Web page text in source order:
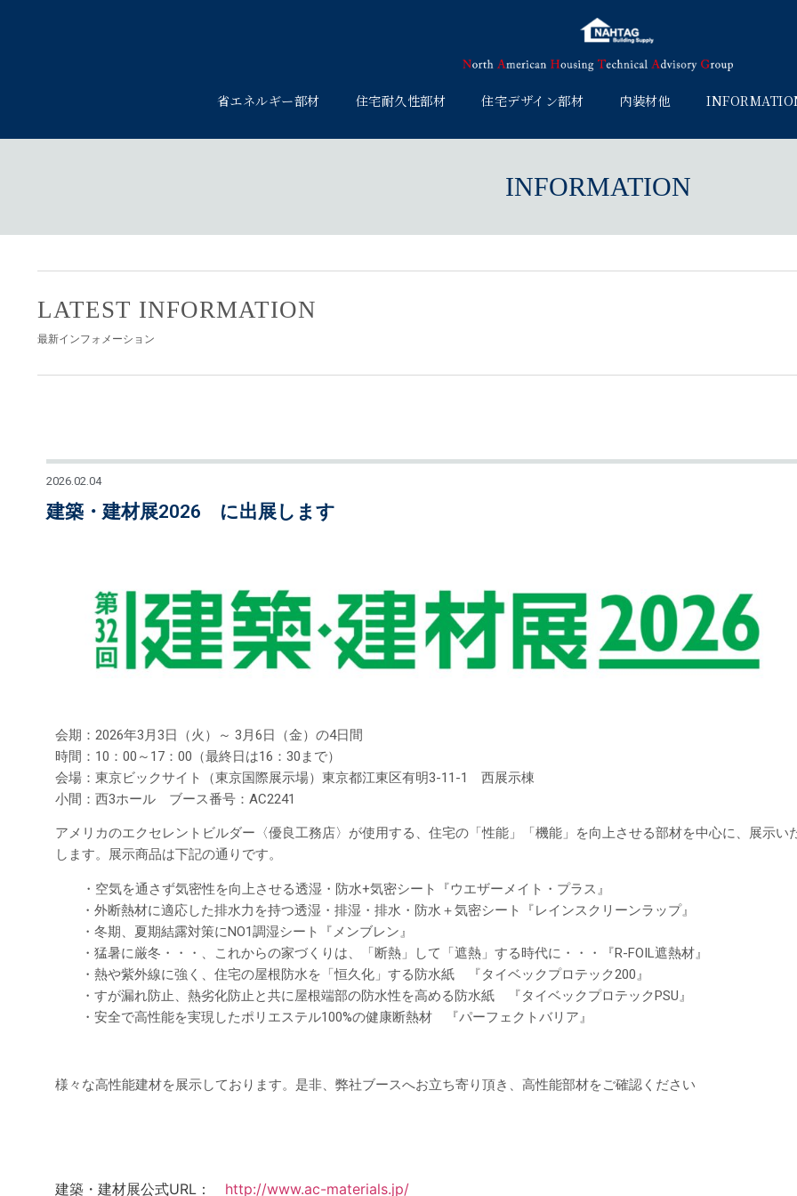
省エネルギー部材 住宅耐久性部材 住宅デザイン部材 内装材他
INFORMATION
LATEST INFORMATION
最新インフォメーション
2026.02.04
建築・建材展2026 に出展します
会期：2026年3月3日（火）～ 3月6日（金）の4日間
時間：10：00～17：00（最終日は16：30まで）
会場：東京ビックサイト（東京国際展示場）東京都江東区有明3-11-1 西展示棟
小間：西3ホール ブース番号：AC2241
アメリカのエクセレントビルダー〈優良工務店〉が使用する、住宅の「性能」「機能」を向上させる部材を中心に、展示い
します。展示商品は下記の通りです。
・空気を通さず気密性を向上させる透湿・防水+気密シート『ウエザーメイト・プラス』
・外断熱材に適応した排水力を持つ透湿・排湿・排水・防水＋気密シート『レインスクリーンラップ』
・冬期、夏期結露対策にNO1調湿シート『メンブレン』
・猛暑に厳冬・・・、これからの家づくりは、「断熱」して「遮熱」する時代に・・・『R-FOIL遮熱材』
・熱や紫外線に強く、住宅の屋根防水を「恒久化」する防水紙 『タイベックプロテック200』
・すが漏れ防止、熱劣化防止と共に屋根端部の防水性を高める防水紙 『タイベックプロテックPSU』
・安全で高性能を実現したポリエステル100%の健康断熱材 『パーフェクトバリア』
様々な高性能建材を展示しております。是非、弊社ブースへお立ち寄り頂き、高性能部材をご確認ください
建築・建材展公式URL： http://www.ac-materials.jp/